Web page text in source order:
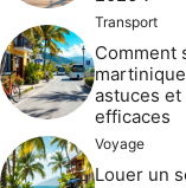
Transport
Comment
astuces
efficaces
Voyage
Louer un